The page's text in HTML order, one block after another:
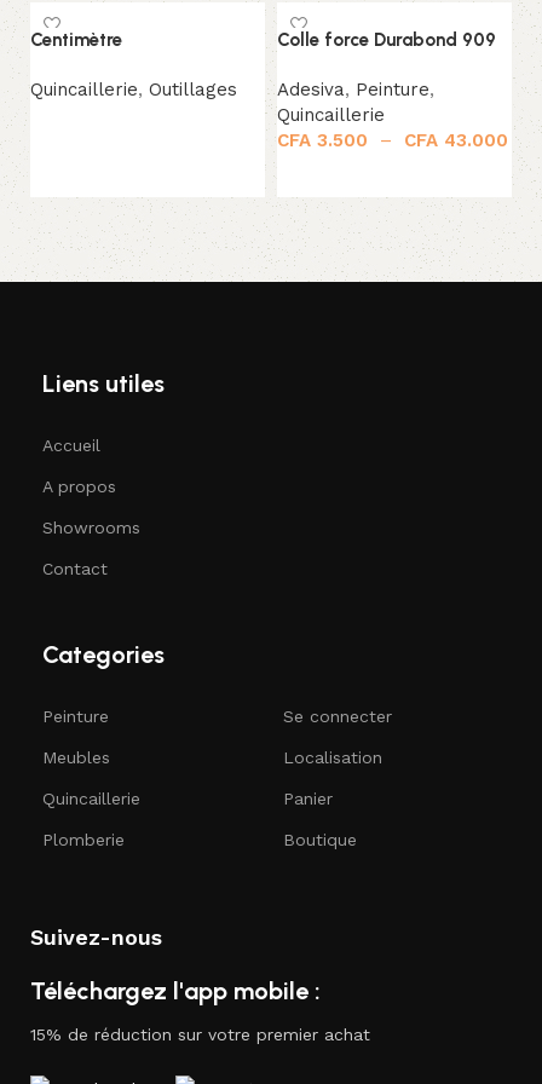
Centimètre
Quincaillerie, Outillages
Colle force Durabond 909
Adesiva, Peinture,
Quincaillerie
CFA 3.500 – CFA 43.000
Liens utiles
Accueil
A propos
Showrooms
Contact
Categories
Peinture
Meubles
Quincaillerie
Plomberie
Se connecter
Localisation
Panier
Boutique
Suivez-nous
Téléchargez l'app mobile :
15% de réduction sur votre premier achat